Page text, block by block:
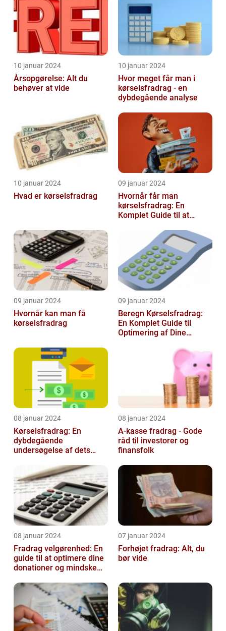
10 januar 2024
Årsopgørelse: Alt du
behøver at vide
10 januar 2024
Hvor meget får man i
kørselsfradrag - en
dybdegående analyse
10 januar 2024
Hvad er kørselsfradrag
09 januar 2024
Hvornår får man
kørselsfradrag: En
Komplet Guide til at
Historien Bag Det
09 januar 2024
Hvornår kan man få
kørselsfradrag
09 januar 2024
Beregn Kørselsfradrag:
En Komplet Guide til
Optimering af Dine
08 januar 2024
Kørselsfradrag: En
dybdegående
undersøgelse af dets
08 januar 2024
A-kasse fradrag - Gode
råd til investorer og
finansfolk
08 januar 2024
Fradrag velgørenhed: En
guide til at optimere dine
donationer og mindske
07 januar 2024
Forhøjet fradrag: Alt, du
bør vide